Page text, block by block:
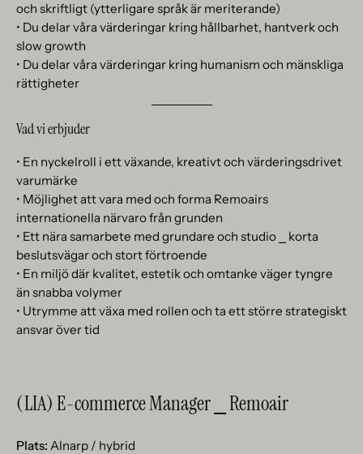
och skriftligt (ytterligare språk är meriterande)
• Du delar våra värderingar kring hållbarhet, hantverk och
slow growth
• Du delar våra värderingar kring humanism och mänskliga
rättigheter
Vad vi erbjuder
• En nyckelroll i ett växande, kreativt och värderingsdrivet
varumärke
• Möjlighet att vara med och forma Remoairs
internationella närvaro från grunden
• Ett nära samarbete med grundare och studio ⎯ korta
beslutsvägar och stort förtroende
• En miljö där kvalitet, estetik och omtanke väger tyngre
än snabba volymer
• Utrymme att växa med rollen och ta ett större strategiskt
ansvar över tid
(LIA) E-commerce Manager ⎯ Remoair
Plats: Alnarp / hybrid